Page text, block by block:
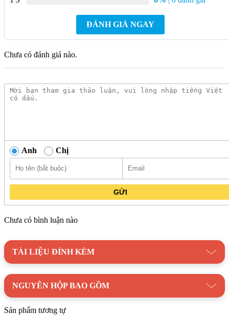
chịu được áp lực nước cao, đảm bảo độ bền bỉ theo thời
Thiết kế nhỏ gọn:
đặt và sử dụng.
chỉnh lưu lượng nước chính xác, giúp tiết kiệm nước hiệu
quả.
Với thiết kế hiện đại, chất liệu cao cấp cùng nhiều tính năng ưu
việt, sản phẩm sẽ mang đến cho bạn sự tiện lợi, an tâm và đẳng
cấp trong sử dụng. Hãy sở hữu ngay Van Khống Chế Xi
CAESAR BF403 để nâng tầm hệ thống plumbing của bạn!
Danh mục: Thiết Bị Vệ Sinh|Bồn Cầu|Bồn cầu
ĐÁNH GIÁ NGAY
Chưa có đánh giá nào.
Anh Chị
GỬI
Chưa có bình luận nào
TÀI LIỆU ĐÍNH KÈM
NGUYÊN HỘP BAO GỒM
Sản phẩm tương tự